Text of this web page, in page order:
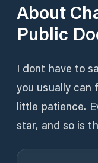
About
Public
I dont have to
you usually can
little patience.
star, and so is